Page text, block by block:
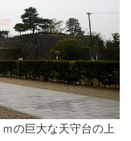
の巨大な天守台の上